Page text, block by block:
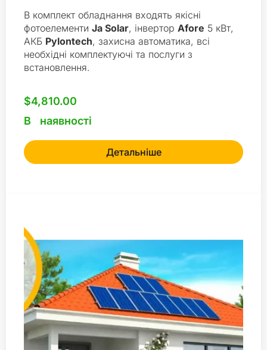
В комплект обладнання входять якісні
фотоелементи Ja Solar, інвертор Afore 5 кВт,
АКБ Pylontech, захисна автоматика, всі
необхідні комплектуючі та послуги з
встановлення.
$4,810.00
В наявності
Детальніше